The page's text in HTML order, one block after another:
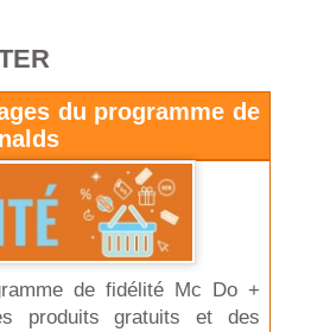
du programme de
de fidélité Mc Do +
produits gratuits et des